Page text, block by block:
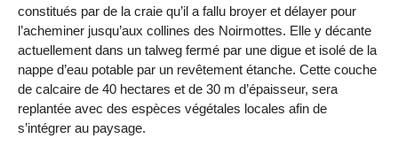
constitués par de la craie qu’il a fallu broyer et délayer pour
l’acheminer jusqu’aux collines des Noirmottes. Elle y décante
actuellement dans un talweg fermé par une digue et isolé de la
nappe d’eau potable par un revêtement étanche. Cette couche
de calcaire de 40 hectares et de 30 m d’épaisseur, sera
replantée avec des espèces végétales locales afin de
s’intégrer au paysage.